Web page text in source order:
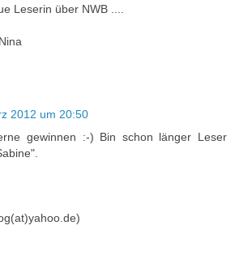
Leserin über NWB ....
2012 um 20:50
gewinnen :-) Bin schon länger Leser